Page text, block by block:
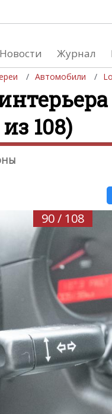
Новости Журнал
Автомобили
108)
Девушки
Девушки и автомобили
Девушки и мото
90 / 108